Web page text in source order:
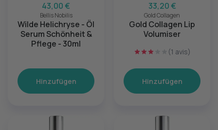
43,00 €
Bellis Nobilis
Wilde Helichryse - Öl
Serum Schönheit &
Pflege - 30ml
Hinzufügen
33,20 €
Gold Collagen
Gold Collagen Lip
Volumiser
(1 avis)
Hinzufügen